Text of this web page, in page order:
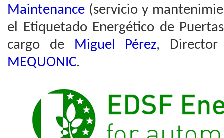
Maintenance (servicio y
el Etiquetado Energético de
cargo de Miguel Pérez,
MEQUONIC.